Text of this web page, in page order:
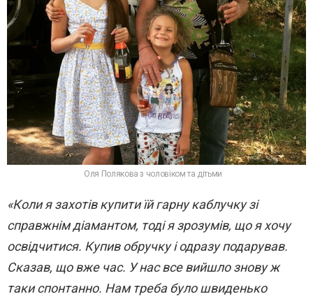
Оля Полякова з чоловіком та дітьми
«Коли я захотів купити їй гарну каблучку зі
справжнім діамантом, тоді я зрозумів, що я хочу
освідчитися. Купив обручку і одразу подарував.
Сказав, що вже час. У нас все вийшло знову ж
таки спонтанно. Нам треба було швиденько